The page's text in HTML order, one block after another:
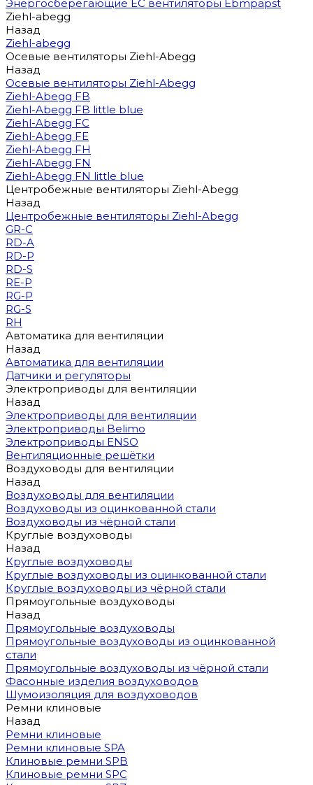
Энергосберегающие EC вентиляторы Ebmpapst
Ziehl-abegg
Назад
Ziehl-abegg
Осевые вентиляторы Ziehl-Abegg
Назад
Осевые вентиляторы Ziehl-Abegg
Ziehl-Abegg FB
Ziehl-Abegg FB little blue
Ziehl-Abegg FC
Ziehl-Abegg FE
Ziehl-Abegg FH
Ziehl-Abegg FN
Ziehl-Abegg FN little blue
Центробежные вентиляторы Ziehl-Abegg
Назад
Центробежные вентиляторы Ziehl-Abegg
GR-C
RD-A
RD-P
RD-S
RE-P
RG-P
RG-S
RH
Автоматика для вентиляции
Назад
Автоматика для вентиляции
Датчики и регуляторы
Электроприводы для вентиляции
Назад
Электроприводы для вентиляции
Электроприводы Belimo
Электроприводы ENSO
Вентиляционные решётки
Воздуховоды для вентиляции
Назад
Воздуховоды для вентиляции
Воздуховоды из оцинкованной стали
Воздуховоды из чёрной стали
Круглые воздуховоды
Назад
Круглые воздуховоды
Круглые воздуховоды из оцинкованной стали
Круглые воздуховоды из чёрной стали
Прямоугольные воздуховоды
Назад
Прямоугольные воздуховоды
Прямоугольные воздуховоды из оцинкованной
стали
Прямоугольные воздуховоды из чёрной стали
Фасонные изделия воздуховодов
Шумоизоляция для воздуховодов
Ремни клиновые
Назад
Ремни клиновые
Ремни клиновые SPA
Клиновые ремни SPB
Клиновые ремни SPC